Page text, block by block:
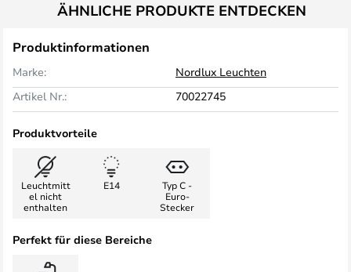
ÄHNLICHE PRODUKTE ENTDECKEN
Produktinformationen
Marke:
Nordlux Leuchten
Artikel Nr.:
70022745
Produktvorteile
Leuchtmitt
el nicht
enthalten
E14
Typ C -
Euro-
Stecker
Perfekt für diese Bereiche